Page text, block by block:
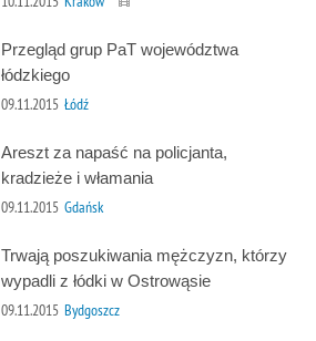
Przegląd grup PaT województwa
łódzkiego
09.11.2015 Łódź
Areszt za napaść na policjanta,
kradzieże i włamania
09.11.2015 Gdańsk
Trwają poszukiwania mężczyzn, którzy
wypadli z łódki w Ostrowąsie
09.11.2015 Bydgoszcz